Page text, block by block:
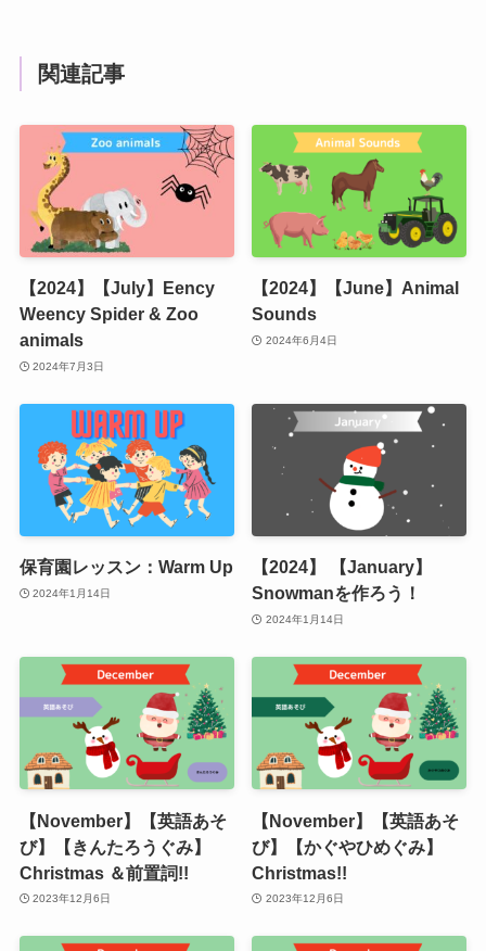
関連記事
【2024】【July】Eency
Weency Spider & Zoo
animals
2024年7月3日
【2024】【June】Animal
Sounds
2024年6月4日
保育園レッスン：Warm Up
2024年1月14日
【2024】 【January】
Snowmanを作ろう！
2024年1月14日
【November】【英語あそ
び】【きんたろうぐみ】
Christmas ＆前置詞!!
2023年12月6日
【November】【英語あそ
び】【かぐやひめぐみ】
Christmas!!
2023年12月6日